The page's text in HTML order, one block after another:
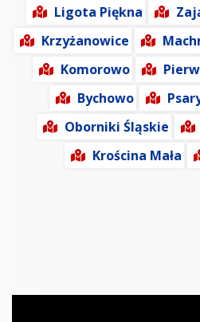
Ligota Piękna
Krzyżanowice
Komorowo
Bychowo
Oborniki Śląskie
Krościna Mała